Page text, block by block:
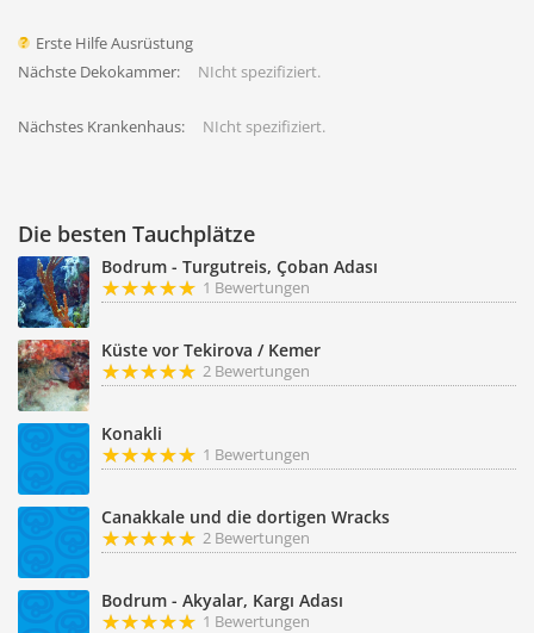
Erste Hilfe Ausrüstung
Nächste Dekokammer:
NIcht spezifiziert.
Nächstes Krankenhaus: NIcht spezifiziert.
Die besten Tauchplätze
Bodrum - Turgutreis, Çoban Adası
1 Bewertungen
Küste vor Tekirova / Kemer
2 Bewertungen
Konakli
1 Bewertungen
Canakkale und die dortigen Wracks
2 Bewertungen
Bodrum - Akyalar, Kargı Adası
1 Bewertungen